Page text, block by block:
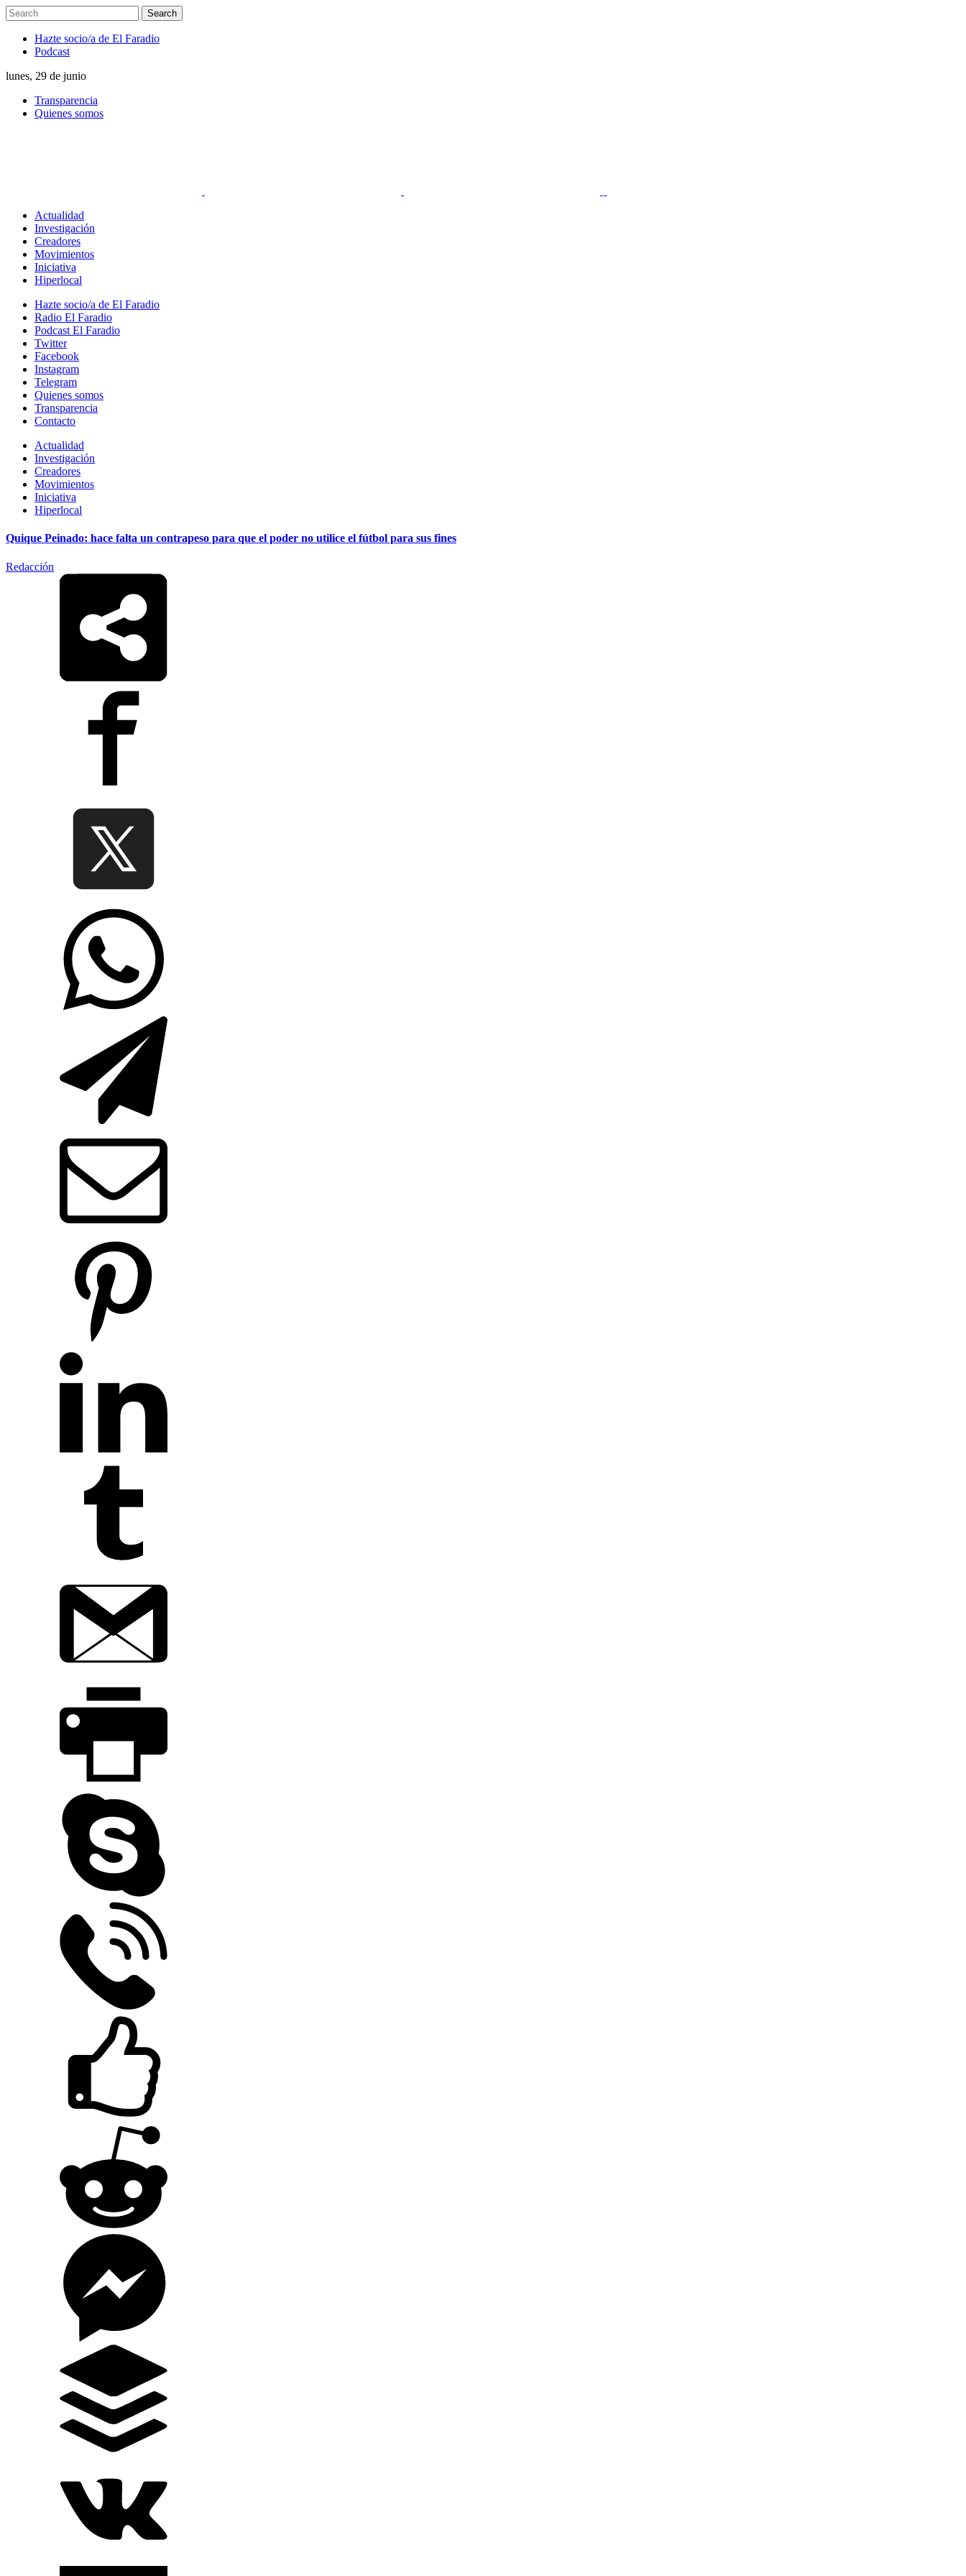
Hazte socio/a de El Faradio
Podcast
lunes, 29 de junio
Transparencia
Quienes somos
Actualidad
Investigación
Creadores
Movimientos
Iniciativa
Hiperlocal
Hazte socio/a de El Faradio
Radio El Faradio
Podcast El Faradio
Twitter
Facebook
Instagram
Telegram
Quienes somos
Transparencia
Contacto
Actualidad
Investigación
Creadores
Movimientos
Iniciativa
Hiperlocal
Quique Peinado: hace falta un contrapeso para que el poder no utilice el fútbol para sus fines
Redacción